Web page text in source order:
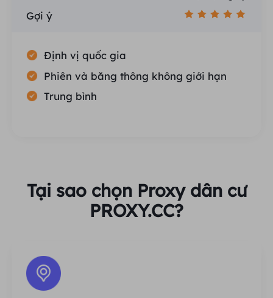
Gợi ý
Định vị quốc gia
Phiên và băng thông không giới hạn
Trung bình
Tại sao chọn Proxy dân cư
PROXY.CC?